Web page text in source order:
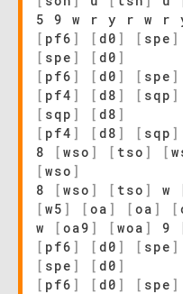
5 9 w r y r w r
[ pf6 ] [ d0 ] [ spe ]
[ spe ] [ d0 ]
[ pf6 ] [ d0 ] [ spe ]
[ pf4 ] [ d8 ] [ sqp ]
[ sqp ] [ d8 ]
[ pf4 ] [ d8 ] [ sqp ]
8
[ wso ] [ tso ] [
[ wso ]
8
[ wso ] [ tso ] w
[ w5 ] [ oa ] [ oa ] [
w
[ oa9 ] [ woa ] 9
[ pf6 ] [ d0 ] [ spe ]
[ spe ] [ d0 ]
[ pf6 ] [ d0 ] [ spe ]